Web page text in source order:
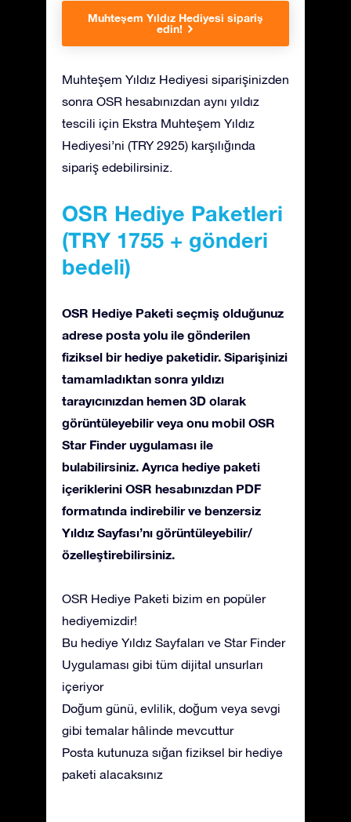
Muhteşem Yıldız Hediyesi sipariş
edin!
Muhteşem Yıldız Hediyesi siparişinizden
sonra OSR hesabınızdan aynı yıldız
tescili için Ekstra Muhteşem Yıldız
Hediyesi’ni (TRY 2925) karşılığında
sipariş edebilirsiniz.
OSR Hediye Paketleri
(TRY 1755 + gönderi
bedeli)
OSR Hediye Paketi seçmiş olduğunuz
adrese posta yolu ile gönderilen
fiziksel bir hediye paketidir. Siparişinizi
tamamladıktan sonra yıldızı
tarayıcınızdan hemen 3D olarak
görüntüleyebilir veya onu mobil OSR
Star Finder uygulaması ile
bulabilirsiniz. Ayrıca hediye paketi
içeriklerini OSR hesabınızdan PDF
formatında indirebilir ve benzersiz
Yıldız Sayfası’nı görüntüleyebilir/
özelleştirebilirsiniz.
OSR Hediye Paketi bizim en popüler
hediyemizdir!
Bu hediye Yıldız Sayfaları ve Star Finder
Uygulaması gibi tüm dijital unsurları
içeriyor
Doğum günü, evlilik, doğum veya sevgi
gibi temalar hâlinde mevcuttur
Posta kutunuza sığan fiziksel bir hediye
paketi alacaksınız